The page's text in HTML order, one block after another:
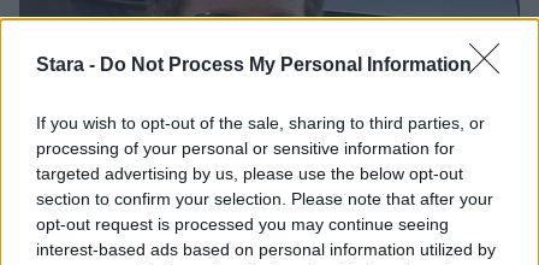
Stara - Do Not Process My Personal Information
If you wish to opt-out of the sale, sharing to third parties, or
processing of your personal or sensitive information for
targeted advertising by us, please use the below opt-out
section to confirm your selection. Please note that after your
opt-out request is processed you may continue seeing
interest-based ads based on personal information utilized by
Viihdeuutiset